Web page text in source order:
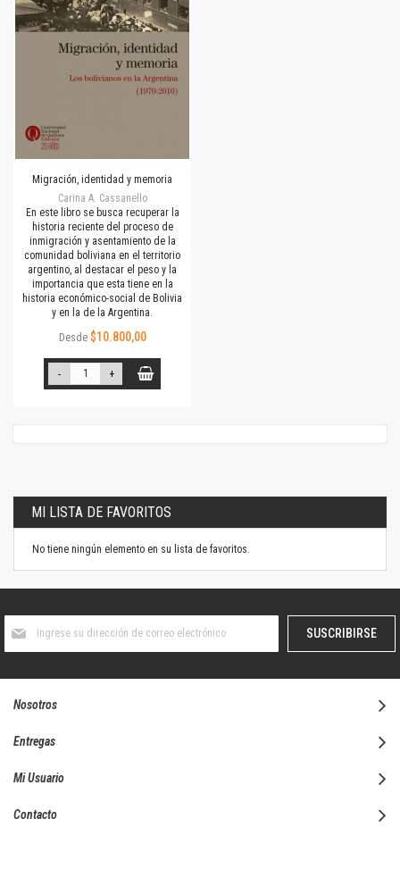
Migración, identidad y memoria
Carina A. Cassanello
En este libro se busca recuperar la
historia reciente del proceso de
inmigración y asentamiento de la
comunidad boliviana en el territorio
argentino, al destacar el peso y la
importancia que esta tiene en la
historia económico-social de Bolivia
y en la de la Argentina.
Desde $10.800,00
- +
MI LISTA DE FAVORITOS
No tiene ningún elemento en su lista de favoritos.
boletín
SUSCRIBIRSE
Nosotros
Entregas
Mi Usuario
Contacto